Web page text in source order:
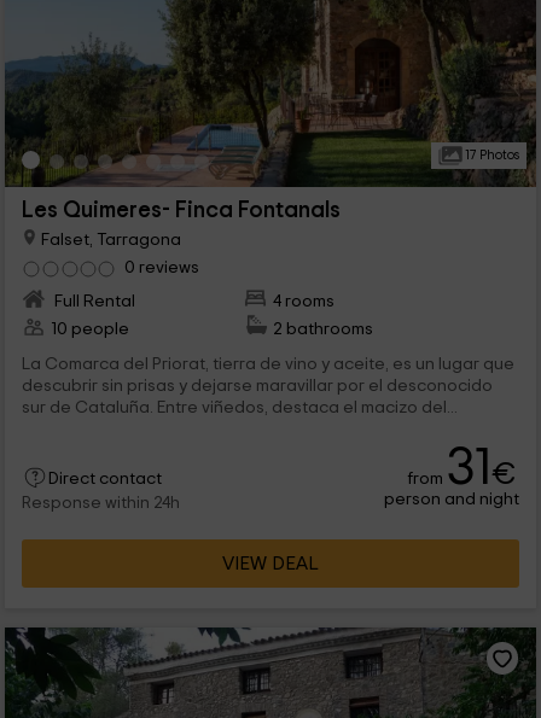
17 Photos
Les Quimeres- Finca Fontanals
Falset, Tarragona
0 reviews
Full Rental
4 rooms
10 people
2 bathrooms
La Comarca del Priorat, tierra de vino y aceite, es un lugar que
descubrir sin prisas y dejarse maravillar por el desconocido
sur de Cataluña. Entre viñedos, destaca el macizo del...
Direct contact
Response within 24h
from 31€
person and night
VIEW DEAL